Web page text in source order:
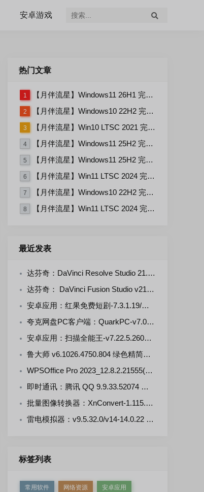
安卓游戏
热门文章
1 【月伴流星】Windows11 26H1 完整+适量精简多合一安装版2026.07
2 【月伴流星】Windows10 22H2 完整+适量精简多合一安装版2026.06
3 【月伴流星】Win10 LTSC 2021 完整+适量精简多合一安装版2026.03
4 【月伴流星】Windows11 25H2 完整+适量精简多合一安装版2026.06
5 【月伴流星】Windows11 25H2 完整+适量精简多合一安装版2026.08
6 【月伴流星】Win11 LTSC 2024 完整+适量精简多合一安装版2026.06
7 【月伴流星】Windows10 22H2 完整+适量精简多合一安装版2026.08
8 【月伴流星】Win11 LTSC 2024 完整+适量精简多合一安装版2026.08
最近发表
达芬奇：DaVinci Resolve Studio 21.0.4.5--KpoJIuK 多语言直装版
达芬奇： DaVinci Fusion Studio v21.0.4.4-KpoJluK 多语言直装版
安卓应用：红果免费短剧-7.3.1.19/漫剧-7.3.1.33 解锁VIP会员版
夸克网盘PC客户端：QuarkPC-v7.0.7.768 去更新绿色版
安卓应用：扫描全能王-v7.22.5.2607250000-VIP 解锁版
鲁大师 v6.1026.4750.804 绿色精简单文件版
WPSOffice Pro 2023_12.8.2.21555(20260806) 雨糖科技特别版
即时通讯：腾讯 QQ 9.9.33.52074 官方正式版
批量图像转换器：XnConvert-1.115.0.0 多语言免费版
雷电模拟器：v9.5.32.0/v14-14.0.22 去广告绿色版
标签列表
常用软件 网络资源 安卓应用